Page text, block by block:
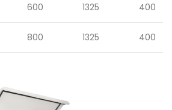
600 1325 400
800 1325 400